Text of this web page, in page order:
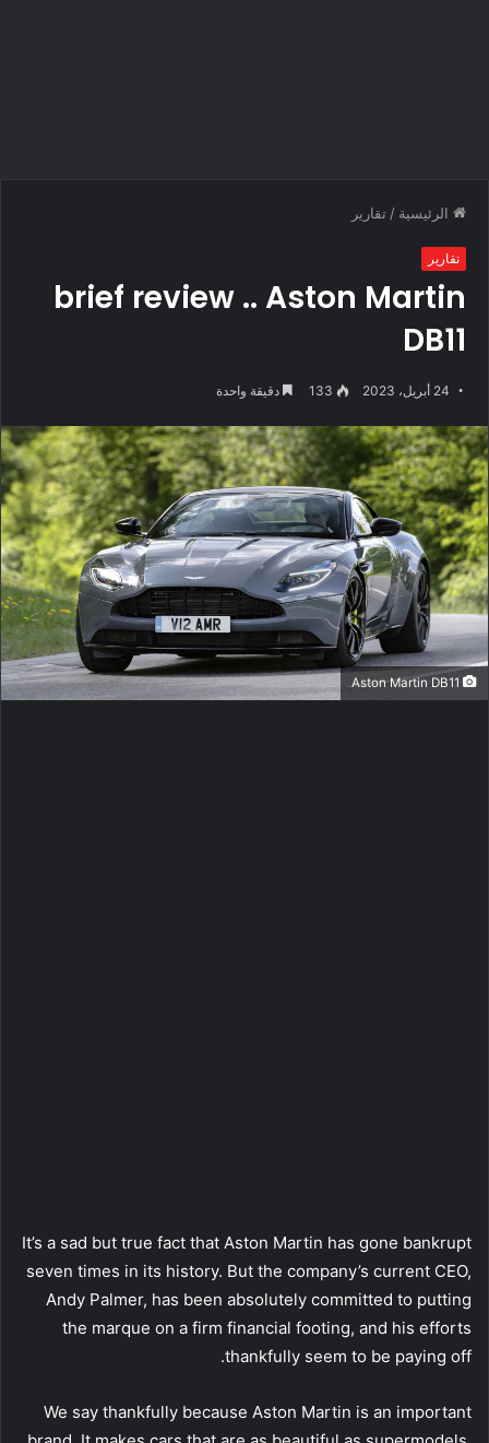
الرئيسية / تقارير
تقارير
brief review .. Aston Martin
DB11
24 أبريل، 2023 133 دقيقة واحدة
It’s a sad but true fact that Aston Martin has gone bankrupt
seven times in its history. But the company’s current CEO,
Andy Palmer, has been absolutely committed to putting
the marque on a firm financial footing, and his efforts
thankfully seem to be paying off.
We say thankfully because Aston Martin is an important